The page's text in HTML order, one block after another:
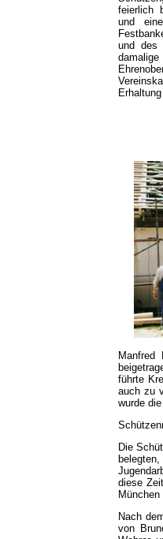
feierlich
und
und des
Manfred
führte
auch zu
wurde
Die
diese
Nach
von